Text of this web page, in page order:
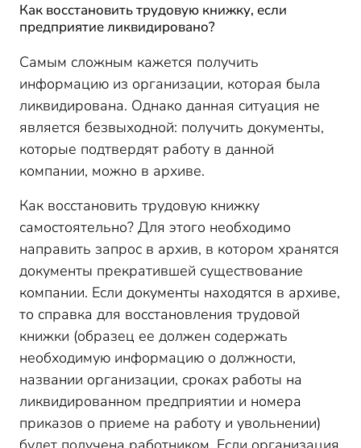
Как восстановить трудовую книжку, если
предприятие ликвидировано?
Самым сложным кажется получить
информацию из организации, которая была
ликвидирована. Однако данная ситуация не
является безвыходной: получить документы,
которые подтвердят работу в данной
компании, можно в архиве.
Как восстановить трудовую книжку
самостоятельно? Для этого необходимо
направить запрос в архив, в котором хранятся
документы прекратившей существование
компании. Если документы находятся в архиве,
то справка для восстановления трудовой
книжки (образец ее должен содержать
необходимую информацию о должности,
названии организации, сроках работы на
ликвидированном предприятии и номера
приказов о приеме на работу и увольнении)